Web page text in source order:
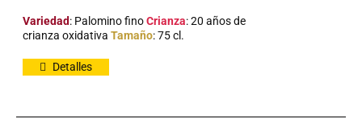
Variedad: Palomino finoCrianza: 20 años de
crianza oxidativaTamaño: 75 cl.
Detalles